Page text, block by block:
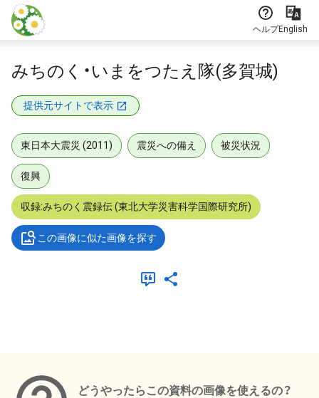
本文に飛ぶ
ヘルプEnglish
みちのく・いまをつたえ隊(多賀城)
提供元サイトで表示
東日本大震災 (2011) 震災への備え 被災状況
復興
収録:みちのく震録伝 (東北大学災害科学国際研究所)
この画像に似た画像を探す
どうやったらこの資料の画像を使えるの？